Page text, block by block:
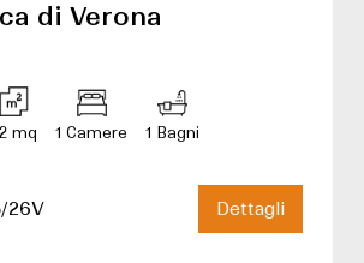
di Verona
mq 1 Camere 1 Bagni
26V Dettagli